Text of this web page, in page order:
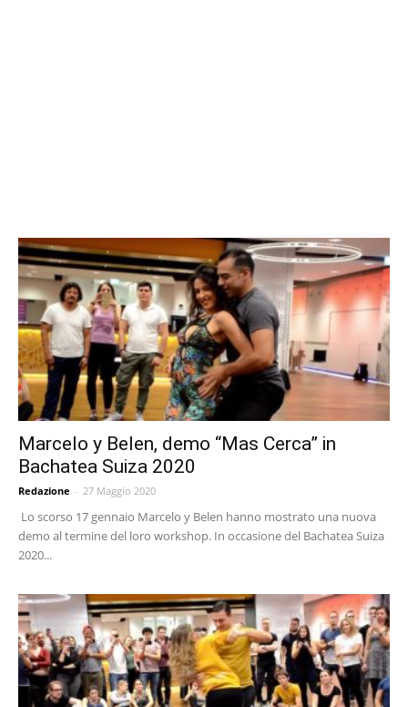
Marcelo y Belen, demo “Mas Cerca” in
Bachatea Suiza 2020
Redazione - 27 Maggio 2020
Lo scorso 17 gennaio Marcelo y Belen hanno mostrato una nuova
demo al termine del loro workshop. In occasione del Bachatea Suiza
2020...